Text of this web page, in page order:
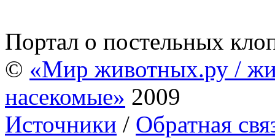
Портал о постельных
© «Мир животных.ру /
насекомые» 2009
Источники / Обратная